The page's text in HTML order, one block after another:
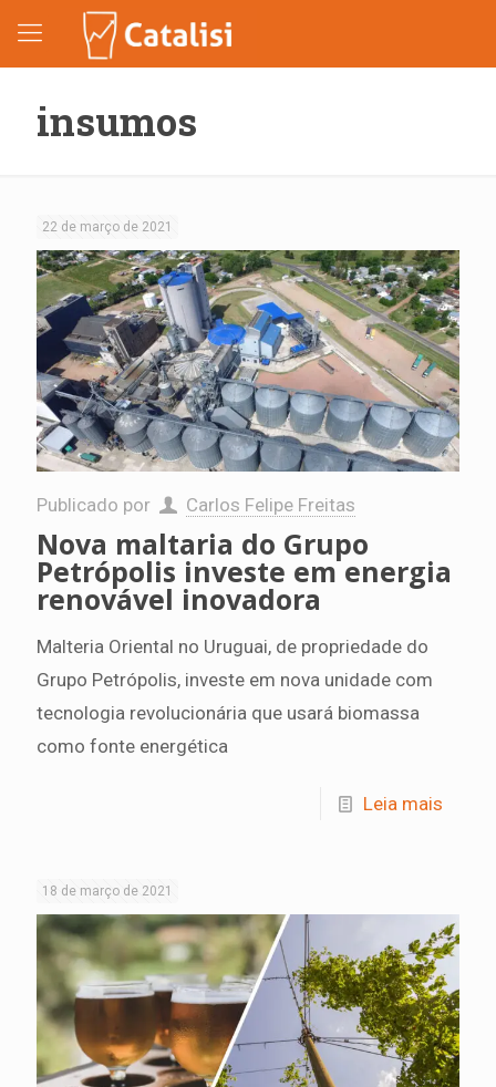
insumos
22 de março de 2021
Publicado por Carlos Felipe Freitas
Nova maltaria do Grupo
Petrópolis investe em energia
renovável inovadora
Malteria Oriental no Uruguai, de propriedade do
Grupo Petrópolis, investe em nova unidade com
tecnologia revolucionária que usará biomassa
como fonte energética
Leia mais
18 de março de 2021